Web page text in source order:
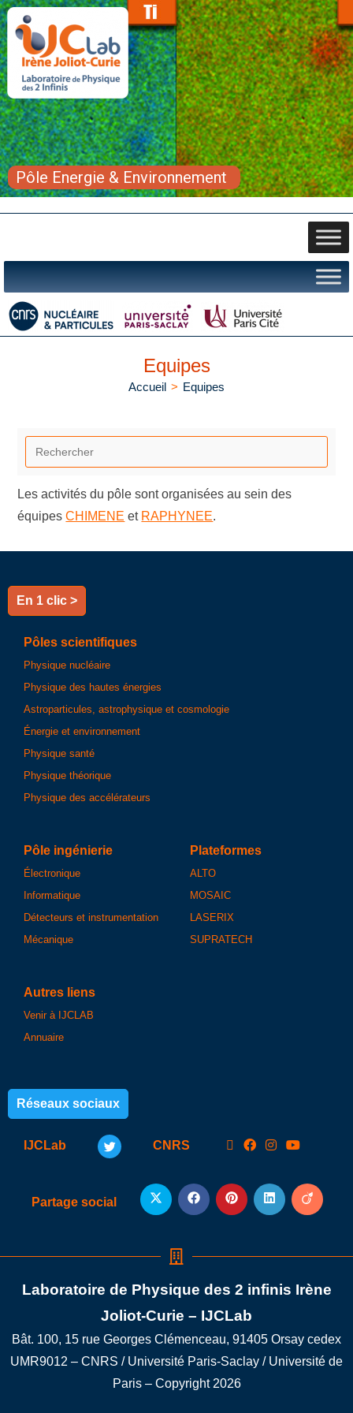
Pôle Energie & Environnement
Equipes
Accueil > Equipes
Les activités du pôle sont organisées au sein des
équipesCHIMENE et RAPHYNEE.
En 1 clic >
Pôles scientifiques
Physique nucléaire
Physique des hautes énergies
Astroparticules, astrophysique et cosmologie
Énergie et environnement
Physique santé
Physique théorique
Physique des accélérateurs
Pôle ingénierie
Électronique
Informatique
Détecteurs et instrumentation
Mécanique
Plateformes
ALTO
MOSAIC
LASERIX
SUPRATECH
Autres liens
Venir à IJCLAB
Annuaire
Réseaux sociaux
IJCLab CNRS
Partage social
Laboratoire de Physique des 2 infinis Irène
Joliot-Curie – IJCLab
Bât. 100, 15 rue Georges Clémenceau, 91405 Orsay cedex
UMR9012 – CNRS / Université Paris-Saclay / Université de
Paris – Copyright 2026